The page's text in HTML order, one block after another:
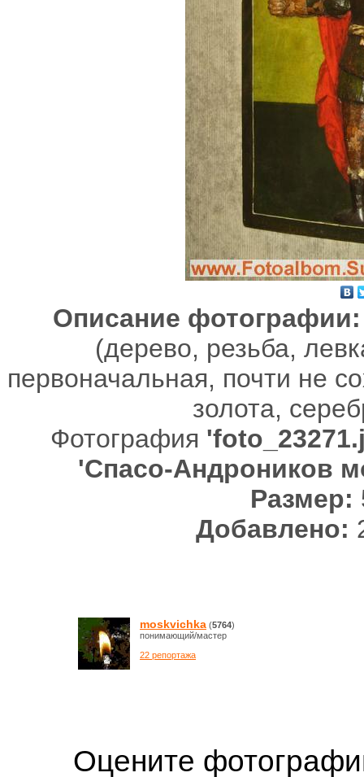
Описание фотографии:
(дерево, резьба,
первоначальная, почти не
золота,
Фотография
'Спасо-Андроников
Размер:
Добавлено:
moskvichka (5764)
понимающий/мастер
22 репортажа
Оцените